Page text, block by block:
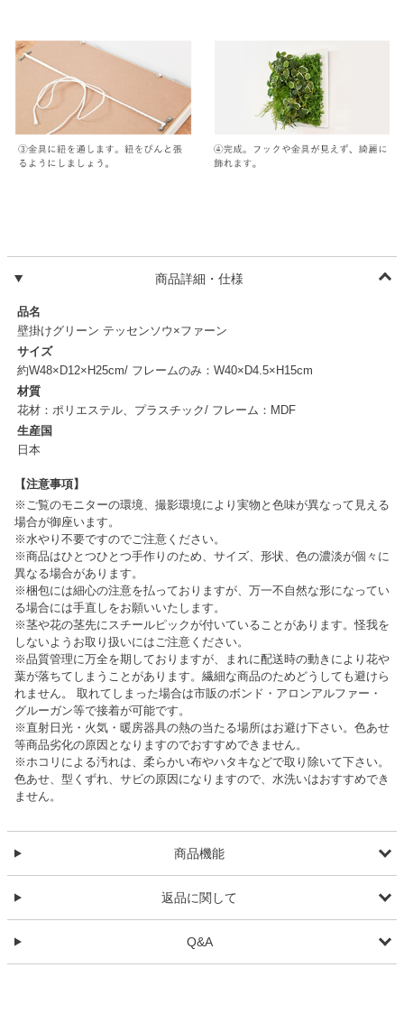
商品詳細・仕様
品名
壁掛けグリーン テッセンソウ×ファーン
サイズ
約W48×D12×H25cm/ フレームのみ：W40×D4.5×H15cm
材質
花材：ポリエステル、プラスチック/ フレーム：MDF
生産国
日本
【注意事項】
※ご覧のモニターの環境、撮影環境により実物と色味が異なって見える
場合が御座います。
※水やり不要ですのでご注意ください。
※商品はひとつひとつ手作りのため、サイズ、形状、色の濃淡が個々に
異なる場合があります。
※梱包には細心の注意を払っておりますが、万一不自然な形になってい
る場合には手直しをお願いいたします。
※茎や花の茎先にスチールピックが付いていることがあります。怪我を
しないようお取り扱いにはご注意ください。
※品質管理に万全を期しておりますが、まれに配送時の動きにより花や
葉が落ちてしまうことがあります。繊細な商品のためどうしても避けら
れません。 取れてしまった場合は市販のボンド・アロンアルファー・
グルーガン等で接着が可能です。
※直射日光・火気・暖房器具の熱の当たる場所はお避け下さい。色あせ
等商品劣化の原因となりますのでおすすめできません。
※ホコリによる汚れは、柔らかい布やハタキなどで取り除いて下さい。
色あせ、型くずれ、サビの原因になりますので、水洗いはおすすめでき
ません。
商品機能
返品に関して
Q&A